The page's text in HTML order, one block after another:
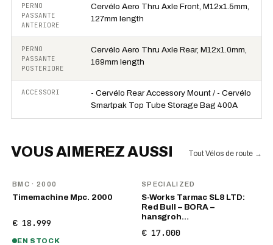
PERNO
PASSANTE
ANTERIORE
Cervélo Aero Thru Axle Front, M12x1.5mm,
127mm length
PERNO
PASSANTE
POSTERIORE
Cervélo Aero Thru Axle Rear, M12x1.0mm,
169mm length
ACCESSORI
- Cervélo Rear Accessory Mount / - Cervélo
Smartpak Top Tube Storage Bag 400A
VOUS AIMEREZ AUSSI Tout Vélos de route →
BMC · 2000
Timemachine Mpc. 2000
€ 18.999
EN STOCK
SPECIALIZED
S-Works Tarmac SL8 LTD:
Red Bull – BORA –
hansgroh…
€ 17.000